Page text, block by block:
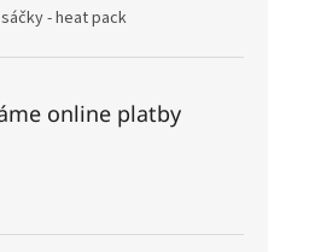
- heat pack
online platby